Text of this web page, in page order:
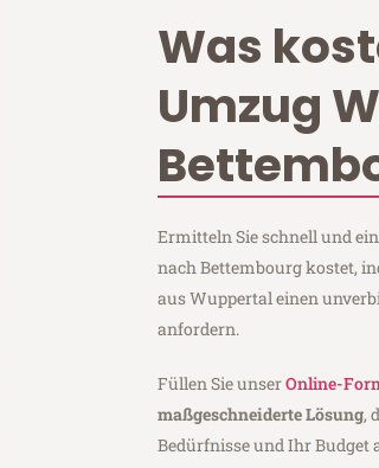
Was
Umzug
Ermitteln Sie schnell und
nach Bettembourg kostet,
aus Wuppertal einen
anfordern.
Füllen Sie unserOnline-
maßgeschneiderte Lösung,
Bedürfnisse und Ihr Budget